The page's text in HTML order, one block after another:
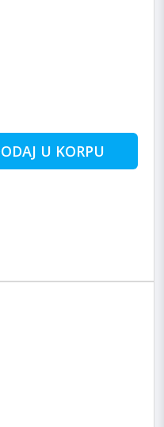
U KORPU